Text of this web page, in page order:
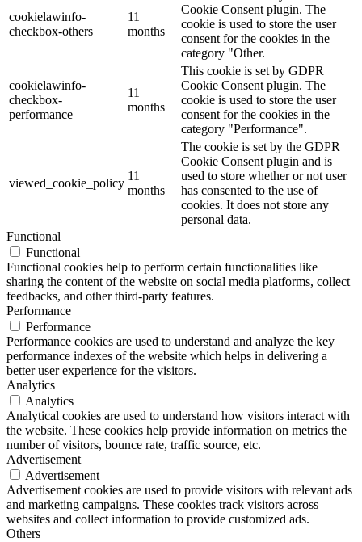
cookielawinfo-
checkbox-others
11
months
Cookie Consent plugin. The
cookie is used to store the user
consent for the cookies in the
category "Other.
cookielawinfo-
checkbox-
performance
11
months
This cookie is set by GDPR
Cookie Consent plugin. The
cookie is used to store the user
consent for the cookies in the
category "Performance".
viewed_cookie_policy
11
months
The cookie is set by the GDPR
Cookie Consent plugin and is
used to store whether or not user
has consented to the use of
cookies. It does not store any
personal data.
Functional
Functional
Functional cookies help to perform certain functionalities like
sharing the content of the website on social media platforms, collect
feedbacks, and other third-party features.
Performance
Performance
Performance cookies are used to understand and analyze the key
performance indexes of the website which helps in delivering a
better user experience for the visitors.
Analytics
Analytics
Analytical cookies are used to understand how visitors interact with
the website. These cookies help provide information on metrics the
number of visitors, bounce rate, traffic source, etc.
Advertisement
Advertisement
Advertisement cookies are used to provide visitors with relevant ads
and marketing campaigns. These cookies track visitors across
websites and collect information to provide customized ads.
Others